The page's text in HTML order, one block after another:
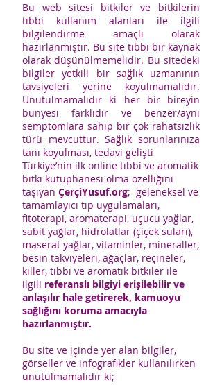
Bu web sitesi bitkiler ve bitkilerin
tıbbi kullanım alanları ile ilgili
bilgilendirme amaçlı olarak
hazırlanmıştır. Bu site tıbbi bir kaynak
olarak düşünülmemelidir. Bu sitedeki
bilgiler yetkili bir sağlık uzmanının
tavsiyeleri yerine koyulmamalıdır.
Unutulmamalıdır ki her bir bireyin
bünyesi farklıdır ve benzer/aynı
semptomlara sahip bir çok rahatsızlık
türü mevcuttur. Sağlık sorunlarınıza
tanı koyulması, tedavi gelişti
Türkiye’nin ilk online tıbbi ve aromatik
bitki kütüphanesi olma özelliğini
taşıyan ÇerçiYusuf.org; geleneksel ve
tamamlayıcı tıp uygulamaları,
fitoterapi, aromaterapi, uçucu yağlar,
sabit yağlar, hidrolatlar (çiçek suları),
maserat yağlar, vitaminler, mineraller,
besin takviyeleri, ağaçlar, reçineler,
killer, tıbbi ve aromatik bitkiler ile
ilgili referanslı bilgiyi erişilebilir ve
anlaşılır hale getirerek, kamuoyu
sağlığını koruma amacıyla
hazırlanmıştır.
Bu site ve içinde yer alan bilgiler,
görseller ve infografikler kullanılırken
unutulmamalıdır ki;